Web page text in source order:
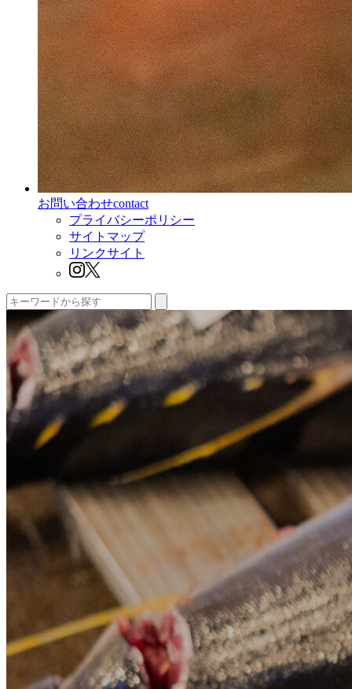
お問い合わせcontact
プライバシーポリシー
サイトマップ
リンクサイト